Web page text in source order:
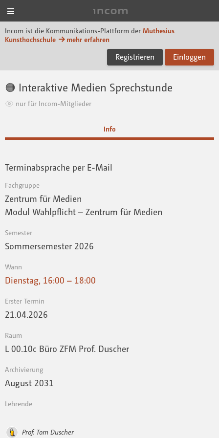
Incom ist die Kommunikations-Plattform der Muthesius
Kunsthochschule
mehr erfahren
Registrieren Einloggen
🟠 Interaktive Medien Sprechstunde
nur für Incom-Mitglieder
Info
Terminabsprache per E-Mail
Fachgruppe
Zentrum für Medien
Modul Wahlpflicht – Zentrum für Medien
Semester
Sommersemester 2026
Wann
Dienstag, 16:00 – 18:00
Erster Termin
21.04.2026
Raum
L 00.10c Büro ZFM Prof. Duscher
Archivierung
August 2031
Lehrende
Prof. Tom Duscher